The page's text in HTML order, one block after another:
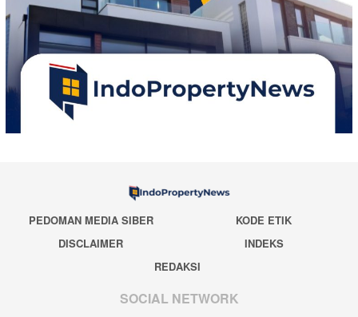
PEDOMAN MEDIA SIBER
KODE ETIK
DISCLAIMER
INDEKS
REDAKSI
SOCIAL NETWORK